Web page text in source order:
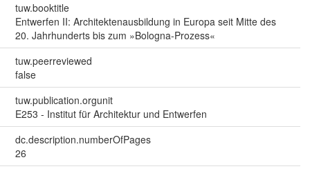
tuw.booktitle
Entwerfen II: Architektenausbildung in Europa seit Mitte des
20. Jahrhunderts bis zum »Bologna-Prozess«
tuw.peerreviewed
false
tuw.publication.orgunit
E253 - Institut für Architektur und Entwerfen
dc.description.numberOfPages
26